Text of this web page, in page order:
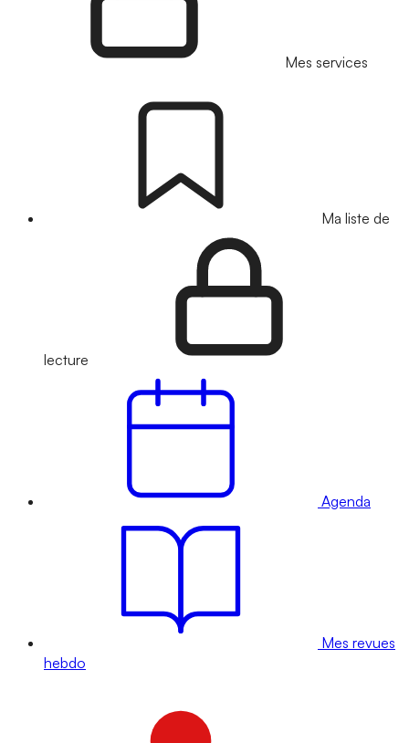
Mes services
Ma liste de
lecture
Agenda
Mes revues
hebdo